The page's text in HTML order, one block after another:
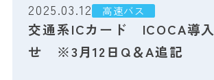
2025.03.12 高速バス
交通系ICカード ICOCA導
せ ※3月12日Q＆A追記